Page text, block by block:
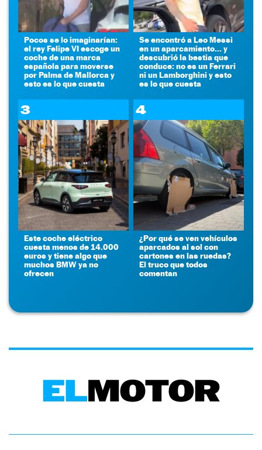
Pocos se lo imaginarían:
el rey Felipe VI escoge un
coche de una marca
española para moverse
por Palma de Mallorca y
esto es lo que cuesta
Se encontró a Leo Messi
en un aparcamiento... y
descubrió la bestia que
conduce: no es un Ferrari
ni un Lamborghini y esto
es lo que cuesta
3
Este coche eléctrico
cuesta menos de 14.000
euros y tiene algo que
muchos BMW ya no
ofrecen
4
¿Por qué se ven vehículos
aparcados al sol con
cartones en las ruedas?
El truco que todos
comentan